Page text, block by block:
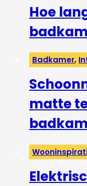
Hoe
Badkamer,
matte